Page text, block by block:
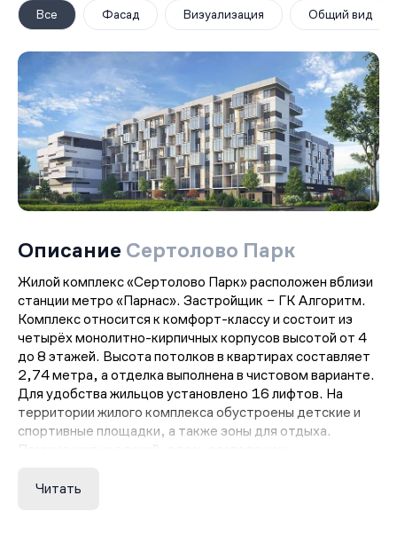
Все Фасад Визуализация Общий вид
Описание Сертолово Парк
Жилой комплекс «Сертолово Парк» расположен вблизи
станции метро «Парнас». Застройщик – ГК Алгоритм.
Комплекс относится к комфорт-классу и состоит из
четырёх монолитно-кирпичных корпусов высотой от 4
до 8 этажей. Высота потолков в квартирах составляет
2,74 метра, а отделка выполнена в чистовом варианте.
Для удобства жильцов установлено 16 лифтов. На
территории жилого комплекса обустроены детские и
спортивные площадки, а также зоны для отдыха.
Помимо жилых зданий, здесь расположены
которые обеспечивают необходимую инфраструктуру.
Читать